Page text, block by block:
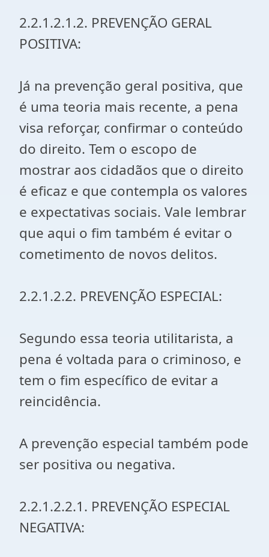
2.2.1.2.1.2. PREVENÇÃO GERAL
POSITIVA:
Já na prevenção geral positiva, que
é uma teoria mais recente, a pena
visa reforçar, confirmar o conteúdo
do direito. Tem o escopo de
mostrar aos cidadãos que o direito
é eficaz e que contempla os valores
e expectativas sociais. Vale lembrar
que aqui o fim também é evitar o
cometimento de novos delitos.
2.2.1.2.2. PREVENÇÃO ESPECIAL:
Segundo essa teoria utilitarista, a
pena é voltada para o criminoso, e
tem o fim específico de evitar a
reincidência.
A prevenção especial também pode
ser positiva ou negativa.
2.2.1.2.2.1. PREVENÇÃO ESPECIAL
NEGATIVA: